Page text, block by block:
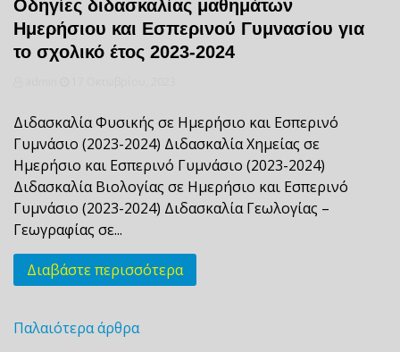
Οδηγίες διδασκαλίας μαθημάτων
Ημερήσιου και Εσπερινού Γυμνασίου για
το σχολικό έτος 2023-2024
Διδασκαλία Φυσικής σε Ημερήσιο και Εσπερινό
Γυμνάσιο (2023-2024) Διδασκαλία Χημείας σε
Ημερήσιο και Εσπερινό Γυμνάσιο (2023-2024)
Διδασκαλία Βιολογίας σε Ημερήσιο και Εσπερινό
Γυμνάσιο (2023-2024) Διδασκαλία Γεωλογίας –
Γεωγραφίας σε...
Διαβάστε περισσότερα
Πλοήγηση
Παλαιότερα άρθρα